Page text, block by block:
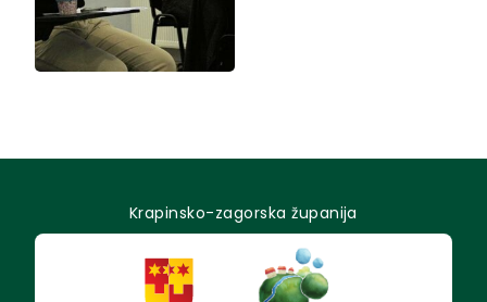
Krapinsko-zagorska županija